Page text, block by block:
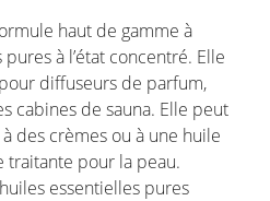
haut de gamme à
pures à l’état concentré. Elle
diffuseurs de parfum,
cabines de sauna. Elle peut
des crèmes ou à une huile
traitante pour la peau.
essentielles pures